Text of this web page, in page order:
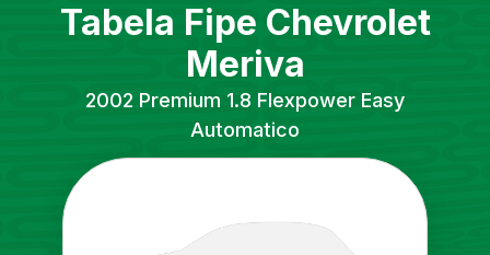
Tabela Fipe Chevrolet
Meriva
2002 Premium 1.8 Flexpower Easy
Automatico